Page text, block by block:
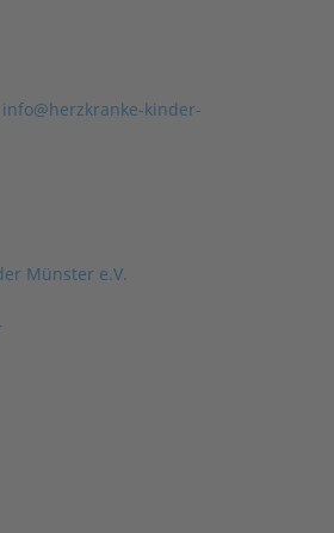
info@herzkranke-kinder-